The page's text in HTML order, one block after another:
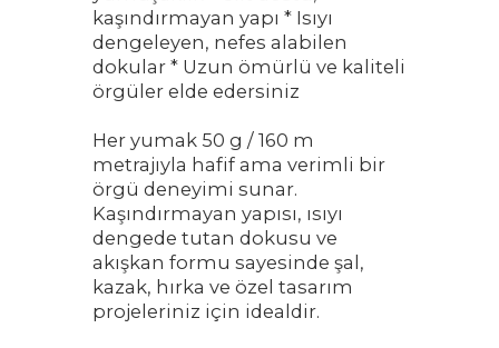
kaşındırmayan yapı * Isıyı
dengeleyen, nefes alabilen
dokular * Uzun ömürlü ve kaliteli
örgüler elde edersiniz
Her yumak 50 g / 160 m
metrajıyla hafif ama verimli bir
örgü deneyimi sunar.
Kaşındırmayan yapısı, ısıyı
dengede tutan dokusu ve
akışkan formu sayesinde şal,
kazak, hırka ve özel tasarım
projeleriniz için idealdir.